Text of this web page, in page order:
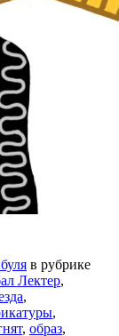
в рубрике
Лектер,
,
,
, образ,